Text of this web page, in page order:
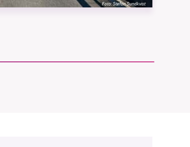
Foto:Stefan Sundkvist